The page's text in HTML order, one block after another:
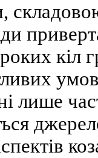
кiл
лише